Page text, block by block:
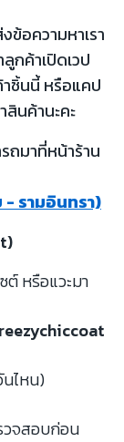
ข้อความหาเรา
กค้าเปิดเวป
ชิ้นนี้ หรือแคป
นค้านะคะ
ถมาที่หน้าร้าน
- รามอินทรา)
ต์ หรือแวะมา
ไหน)
วจสอบก่อน